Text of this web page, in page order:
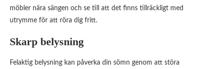
möbler nära sängen och se till att det finns tillräckligt med
utrymme för att röra dig fritt.
Skarp belysning
Felaktig belysning kan påverka din sömn genom att störa